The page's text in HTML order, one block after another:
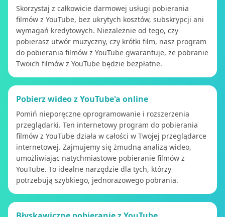
Skorzystaj z całkowicie darmowej usługi pobierania
filmów z YouTube, bez ukrytych kosztów, subskrypcji ani
wymagań kredytowych. Niezależnie od tego, czy
pobierasz utwór muzyczny, czy krótki film, nasz program
do pobierania filmów z YouTube gwarantuje, że pobranie
Twoich filmów z YouTube będzie bezpłatne.
Pobierz wideo z YouTube'a online
Pomiń nieporęczne oprogramowanie i rozszerzenia
przeglądarki. Ten internetowy program do pobierania
filmów z YouTube działa w całości w Twojej przeglądarce
internetowej. Zajmujemy się żmudną analizą wideo,
umożliwiając natychmiastowe pobieranie filmów z
YouTube. To idealne narzędzie dla tych, którzy
potrzebują szybkiego, jednorazowego pobrania.